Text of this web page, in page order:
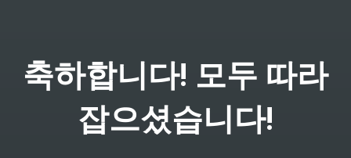
축하합니다! 모두 따라
잡으셨습니다!